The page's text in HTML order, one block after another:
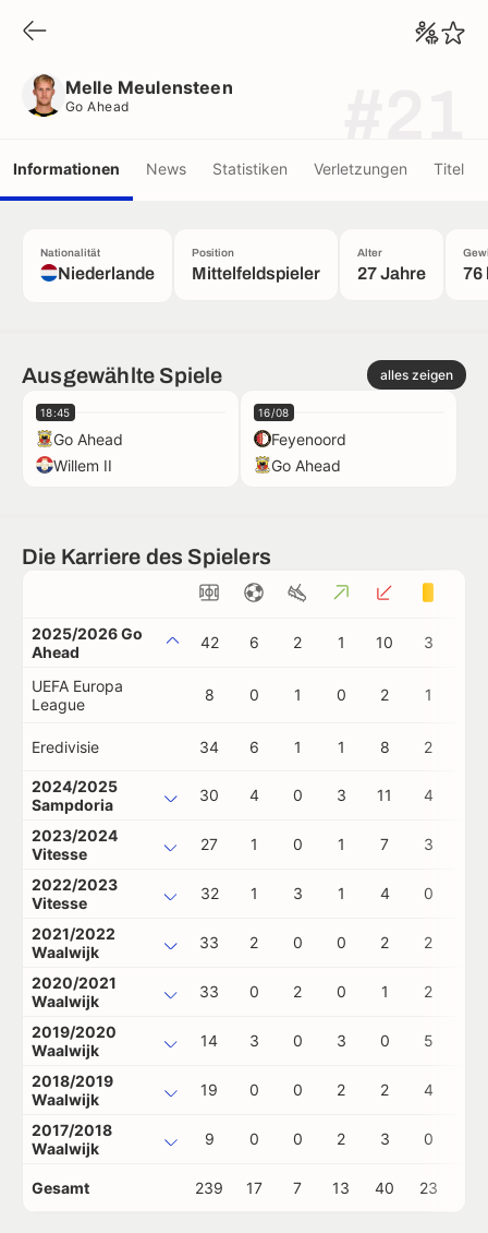
Melle Meulensteen
Go Ahead
Informationen News Statistiken Verletzungen Titel
Nationalität
Niederlande
Position
Mittelfeldspieler
Alter
27 Jahre 76
Ausgewählte Spiele alles zeigen
18:45
Go Ahead
Willem II
16/08
Feyenoord
Go Ahead
Die Karriere des Spielers
2025/2026 Go
Ahead
42 6 2 1 10 3
UEFA Europa
League
8 0 1 0 2 1
Eredivisie 34 6 1 1 8 2
2024/2025
Sampdoria
30 4 0 3 11 4
2023/2024
Vitesse
27 1 0 1 7 3
2022/2023
Vitesse
32 1 3 1 4 0
2021/2022
Waalwijk
33 2 0 0 2 2
2020/2021
Waalwijk
33 0 2 0 1 2
2019/2020
Waalwijk
14 3 0 3 0 5
2018/2019
Waalwijk
19 0 0 2 2 4
2017/2018
Waalwijk
9 0 0 2 3 0
Gesamt 239 17 7 13 40 23